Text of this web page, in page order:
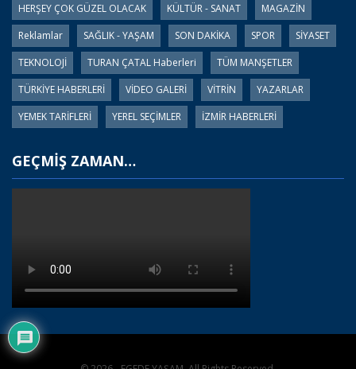
HERŞEY ÇOK GÜZEL OLACAK
KÜLTÜR - SANAT
MAGAZİN
Reklamlar
SAĞLIK - YAŞAM SON DAKİKA SPOR
SİYASET
TEKNOLOJİ
TURAN ÇATAL Haberleri
TÜM MANŞETLER
TÜRKİYE HABERLERİ
VİDEO GALERİ VİTRİN
YAZARLAR
YEMEK TARİFLERİ
YEREL SEÇİMLER İZMİR HABERLERİ
GEÇMİŞ ZAMAN…